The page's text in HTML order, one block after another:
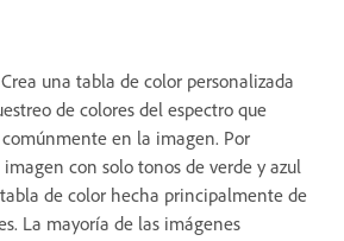
Crea una tabla de color personalizada
de colores del espectro que
en la imagen. Por
con solo tonos de verde y azul
de color hecha principalmente de
La mayoría de las imágenes